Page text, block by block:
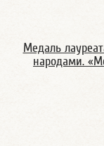
Медаль
народами.